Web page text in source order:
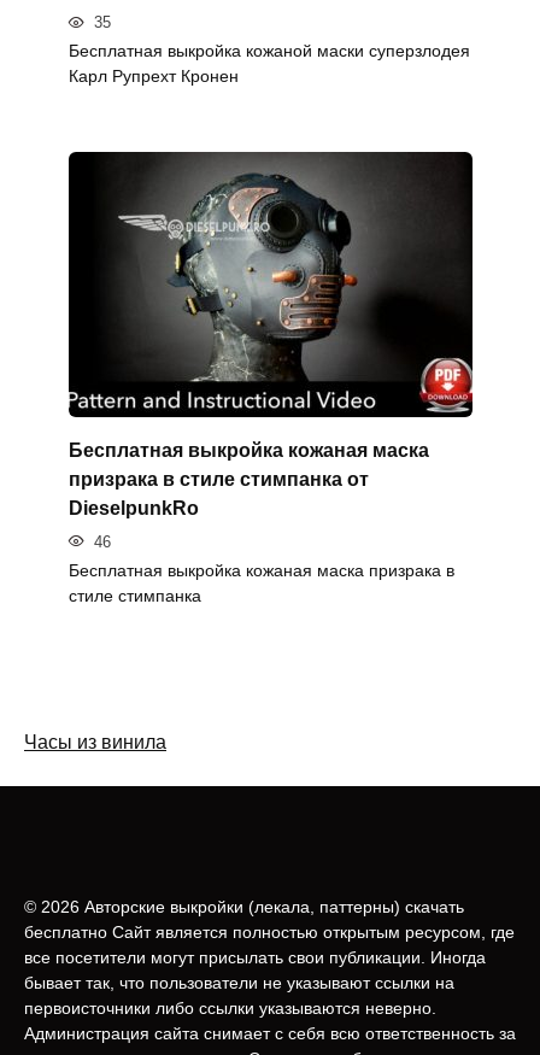
35
Бесплатная выкройка кожаной маски суперзлодея
Карл Рупрехт Кронен
Бесплатная выкройка кожаная маска
призрака в стиле стимпанка от
DieselpunkRo
46
Бесплатная выкройка кожаная маска призрака в
стиле стимпанка
Часы из винила
© 2026 Авторские выкройки (лeкала, паттерны) скачать
бесплатно Сайт является полностью открытым ресурсом, где
все посетители могут присылать свои публикации. Иногда
бывает так, что пользователи не указывают ссылки на
первоисточники либо ссылки указываются неверно.
Администрация сайта снимает с себя всю ответственность за